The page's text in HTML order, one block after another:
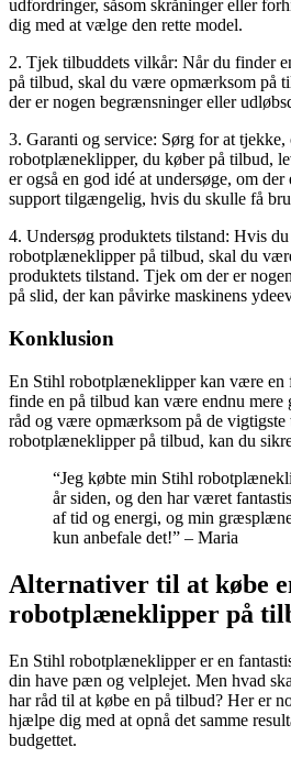
udfordringer, såsom skråninger eller
dig med at vælge den rette model.
2. Tjek tilbuddets vilkår: Når du finder
på tilbud, skal du være opmærksom på
der er nogen begrænsninger eller
3. Garanti og service: Sørg for at tjekke,
robotplæneklipper, du køber på tilbud,
er også en god idé at undersøge, om
support tilgængelig, hvis du skulle få
4. Undersøg produktets tilstand: Hvis
robotplæneklipper på tilbud, skal du
produktets tilstand. Tjek om der er
på slid, der kan påvirke maskinens
Konklusion
En Stihl robotplæneklipper kan være en
finde en på tilbud kan være endnu mere
råd og være opmærksom på de vigtigste
robotplæneklipper på tilbud, kan du
“Jeg købte min Stihl
år siden, og den har været
af tid og energi, og min
kun anbefale det!” – Maria
Alternativer til at købe
robotplæneklipper på
En Stihl robotplæneklipper er en
din have pæn og velplejet. Men hvad
har råd til at købe en på tilbud? Her er
hjælpe dig med at opnå det samme
budgettet.